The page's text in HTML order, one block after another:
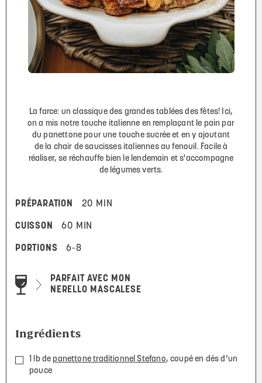
La farce: un classique des grandes tablées des fêtes! Ici,
on a mis notre touche italienne en remplaçant le pain par
du panettone pour une touche sucrée et en y ajoutant
de la chair de saucisses italiennes au fenouil. Facile à
réaliser, se réchauffe bien le lendemain et s'accompagne
de légumes verts.
PRÉPARATION 20 MIN
CUISSON 60 MIN
PORTIONS 6-8
PARFAIT AVEC MON
NERELLO MASCALESE
Ingrédients
1 lb de panettone traditionnel Stefano, coupé en dés d’un
pouce